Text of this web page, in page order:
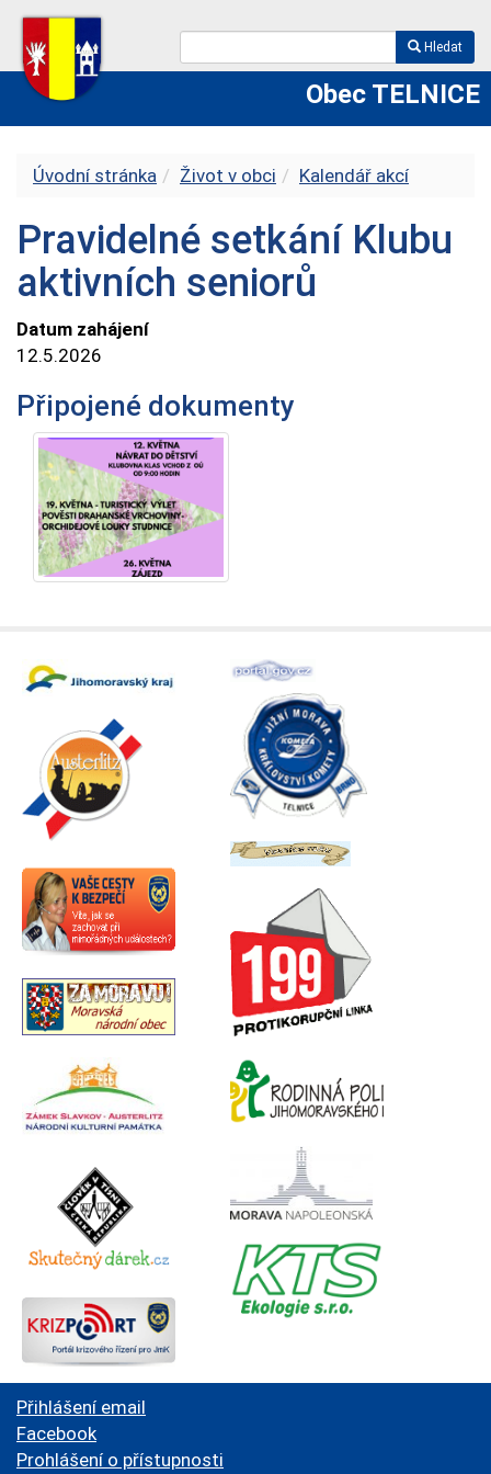
Hledat
Obec TELNICE
Úvodní stránka Život v obci Kalendář akcí
Pravidelné setkání Klubu
aktivních seniorů
Datum zahájení
12.5.2026
Připojené dokumenty
Přihlášení email
Facebook
Prohlášení o přístupnosti